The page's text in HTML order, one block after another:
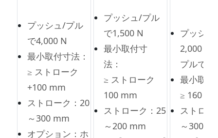
プッシュ/プル
で4,000 N
最小取付寸法：
≥ ストローク
+100 mm
ストローク：20
～300 mm
オプション：ホ
プッシュ/プル
で1,500 N
最小取付寸
法：
≥ ストローク
100 mm
ストローク：25
～200 mm
プッシュ
2,000 N
プルで
最小取付
≥ 160
ストロー
～300